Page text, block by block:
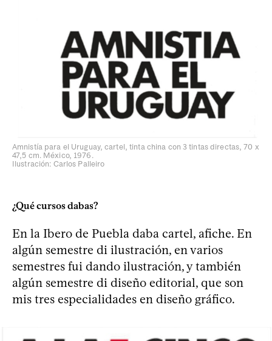
Amnistía para el Uruguay, cartel, tinta china con 3 tintas directas, 70 x
47,5 cm. México, 1976.
Ilustración: Carlos Palleiro
¿Qué cursos dabas?
En la Ibero de Puebla daba cartel, afiche. En
algún semestre di ilustración, en varios
semestres fui dando ilustración, y también
algún semestre di diseño editorial, que son
mis tres especialidades en diseño gráfico.